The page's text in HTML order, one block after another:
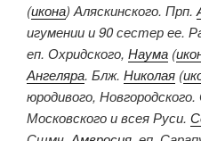
(икона) Аляскинского. Прп.
игумении и 90 сестер ее.
еп. Охридского, Наума (
Ангеляра. Блж. Николая (
юродивого,
Московского и всея Руси.